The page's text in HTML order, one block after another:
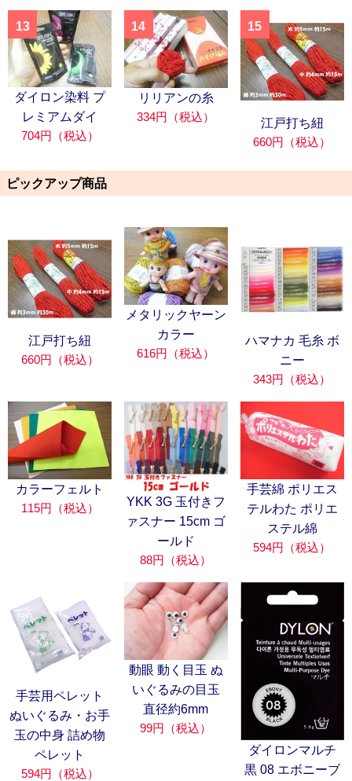
13
ダイロン染料 プ
レミアムダイ
704円（税込）
14
リリアンの糸
334円（税込）
15
江戸打ち紐
660円（税込）
ピックアップ商品
江戸打ち紐
660円（税込）
メタリックヤーン
カラー
616円（税込）
ハマナカ 毛糸 ボ
ニー
343円（税込）
カラーフェルト
115円（税込）
YKK 3G 玉付きフ
ァスナー 15cm ゴ
ールド
88円（税込）
手芸綿 ポリエス
テルわた ポリエ
ステル綿
594円（税込）
手芸用ペレット
ぬいぐるみ・お手
玉の中身 詰め物
ペレット
594円（税込）
動眼 動く目玉 ぬ
いぐるみの目玉
直径約6mm
99円（税込）
ダイロンマルチ
黒 08 エボニーブ